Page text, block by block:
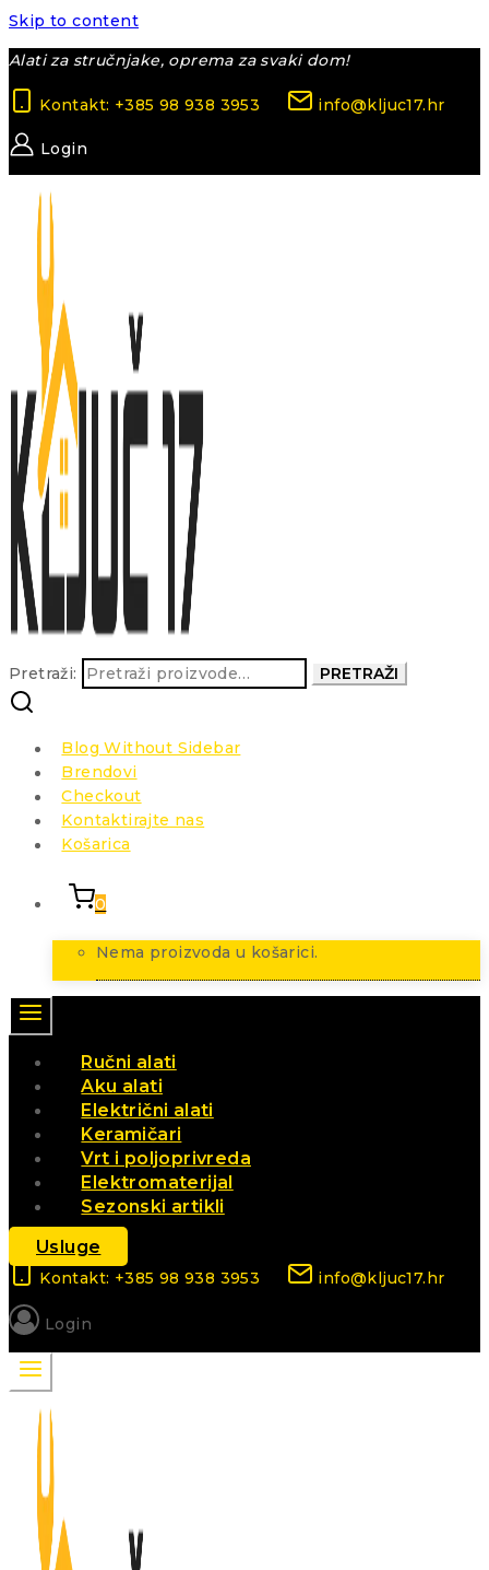
Skip to content
Alati za stručnjake, oprema za svaki dom!
Kontakt: +385 98 938 3953 info@kljuc17.hr
Login
Pretraži: PRETRAŽI
Blog Without Sidebar
Brendovi
Checkout
Kontaktirajte nas
Košarica
0
Nema proizvoda u košarici.
Ručni alati
Aku alati
Električni alati
Keramičari
Vrt i poljoprivreda
Elektromaterijal
Sezonski artikli
Usluge
Kontakt: +385 98 938 3953 info@kljuc17.hr
Login